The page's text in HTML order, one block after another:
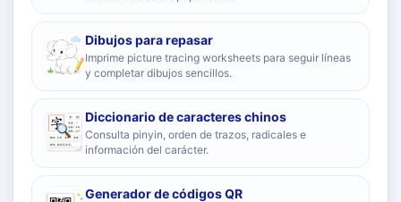
Dibujos para repasar
Imprime picture tracing worksheets para seguir líneas
y completar dibujos sencillos.
Diccionario de caracteres chinos
Consulta pinyin, orden de trazos, radicales e
información del carácter.
Generador de códigos QR